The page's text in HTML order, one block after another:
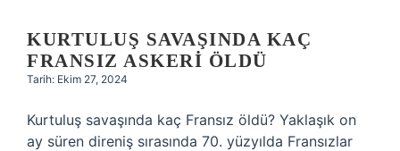
KURTULUŞ SAVAŞINDA KAÇ
FRANSIZ ASKERI ÖLDÜ
Tarih: Ekim 27, 2024
Kurtuluş savaşında kaç Fransız öldü? Yaklaşık on
ay süren direniş sırasında 70. yüzyılda Fransızlar